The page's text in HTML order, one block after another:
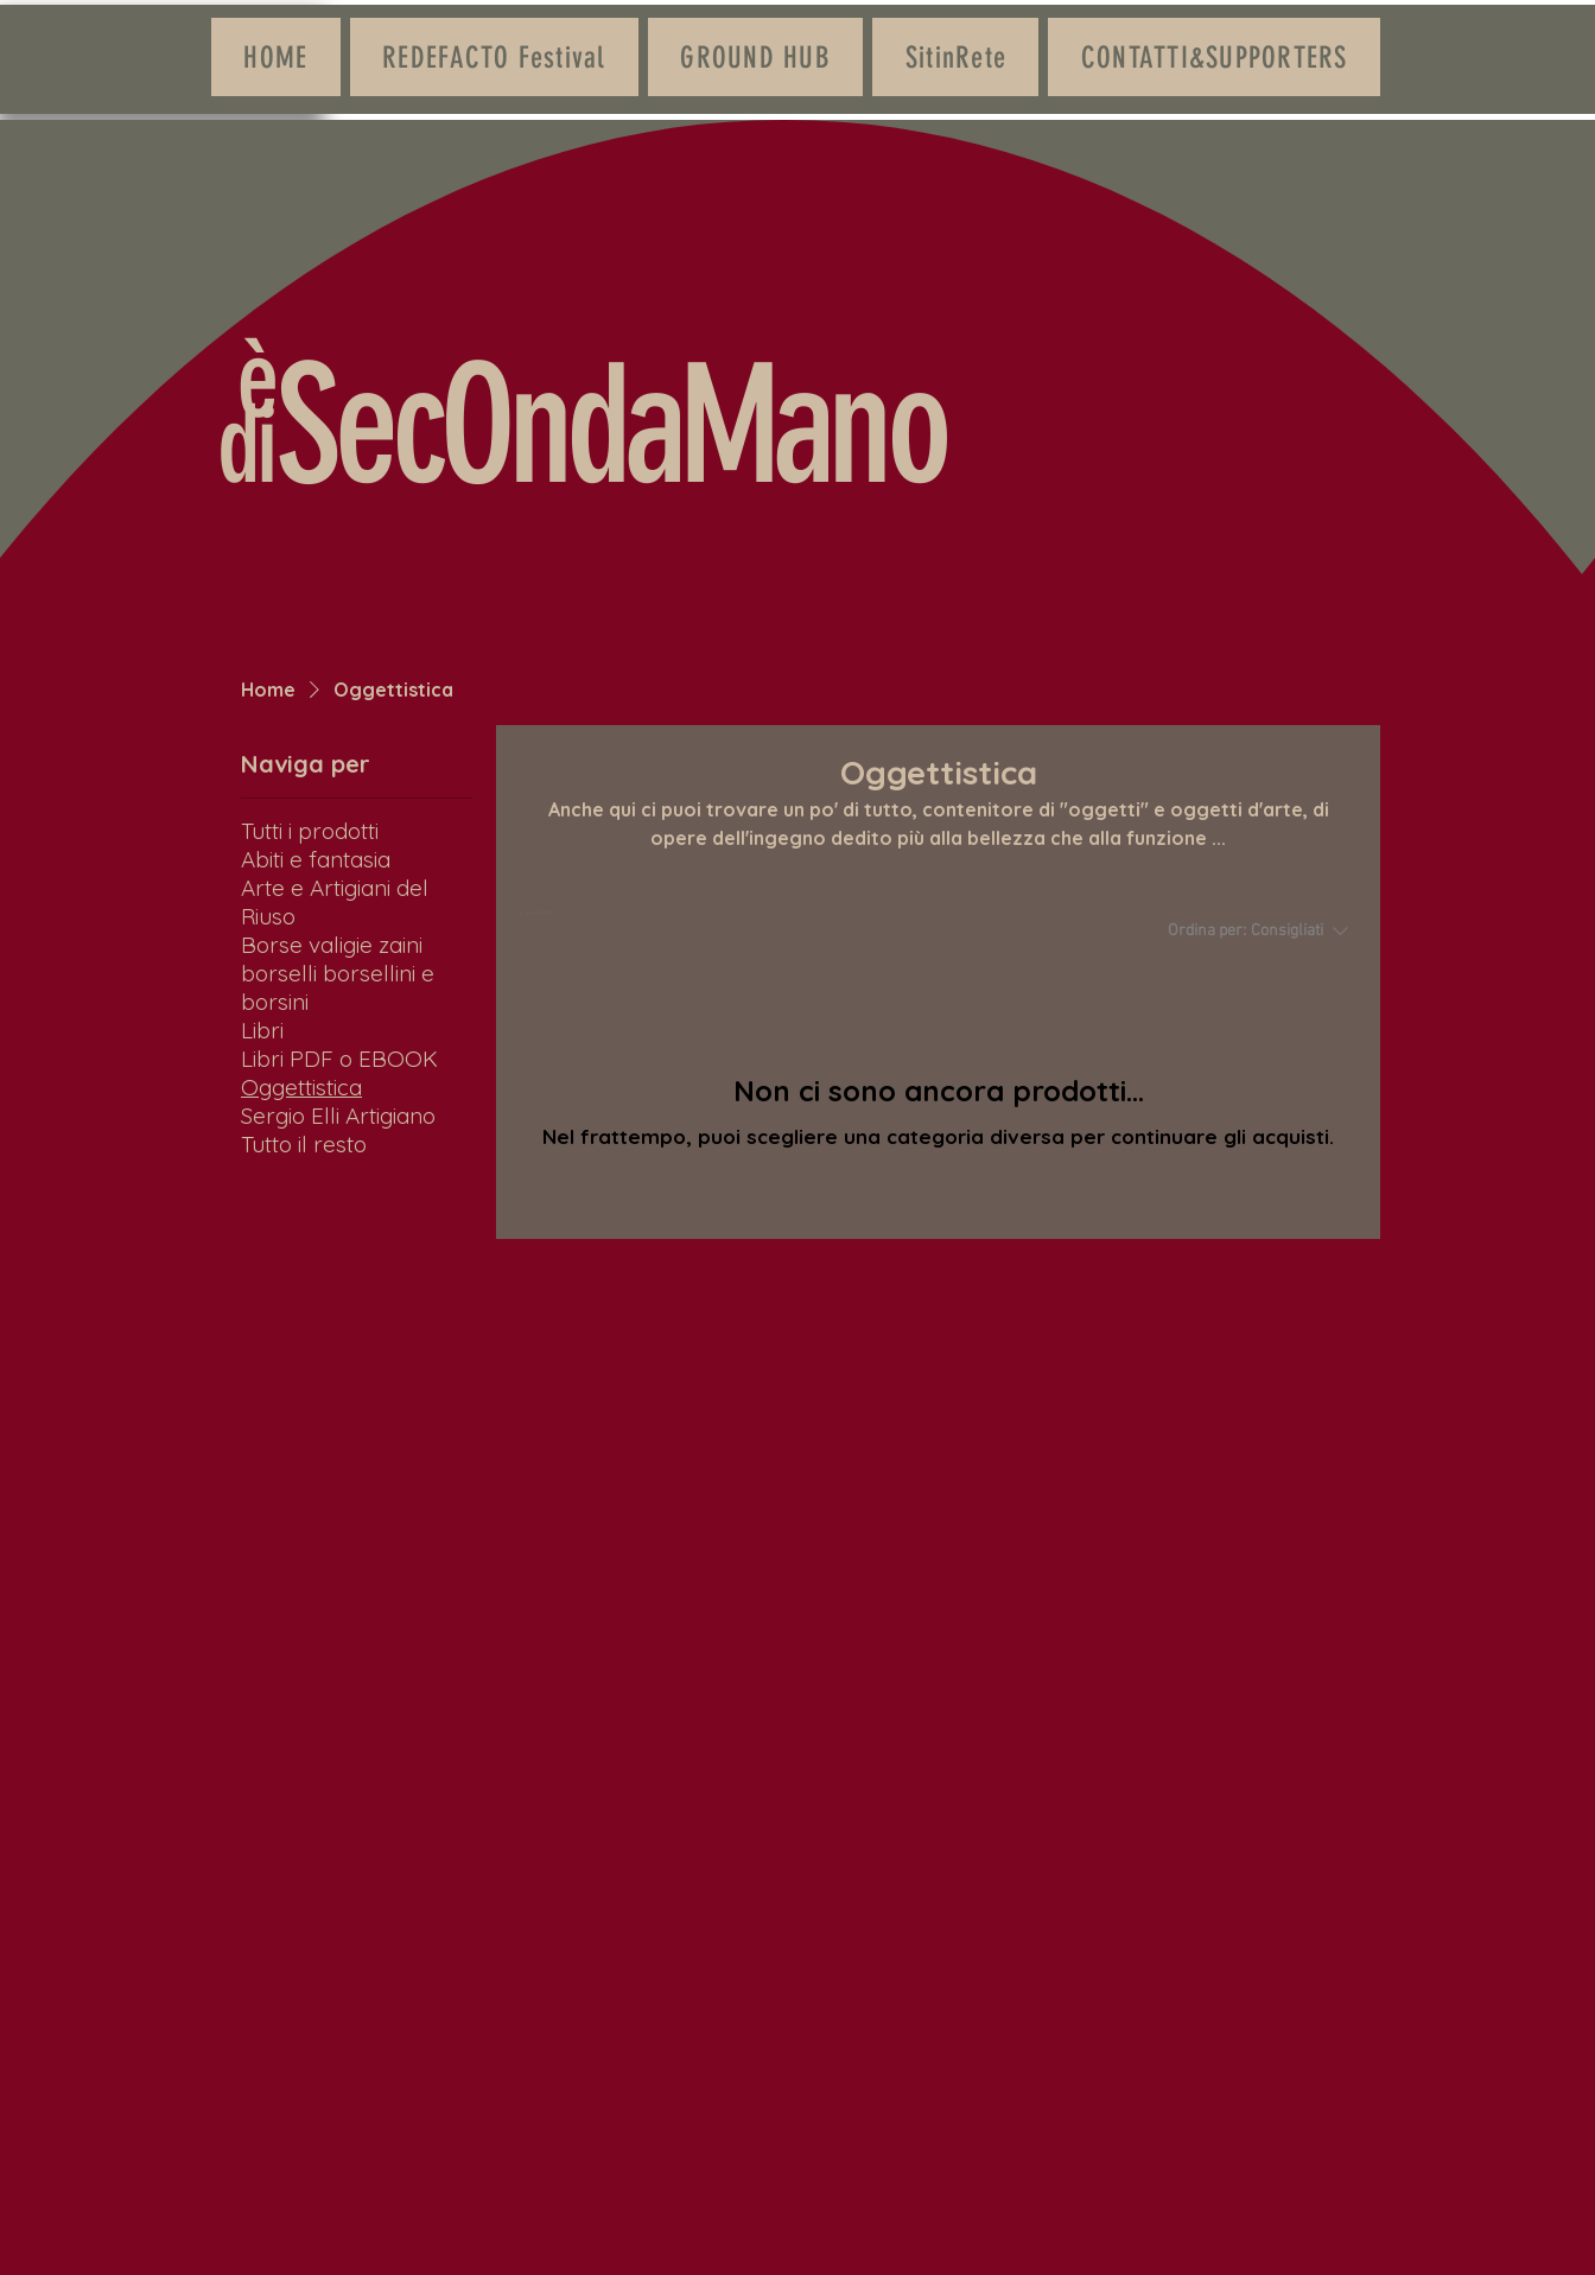
HOME REDEFACTO Festival GROUND HUB SitinRete CONTATTI&SUPPORTERS
SecOndaMano
è
di
Home Oggettistica
Naviga per
Tutti i prodotti
Abiti e fantasia
Arte e Artigiani del
Riuso
Borse valigie zaini
borselli borsellini e
borsini
Libri
Libri PDF o EBOOK
Oggettistica
Sergio Elli Artigiano
Tutto il resto
Oggettistica
Anche qui ci puoi trovare un po' di tutto, contenitore di "oggetti" e oggetti d'arte, di
opere dell'ingegno dedito più alla bellezza che alla funzione ...
Ordina per: Consigliati
Non ci sono ancora prodotti...
Nel frattempo, puoi scegliere una categoria diversa per continuare gli acquisti.